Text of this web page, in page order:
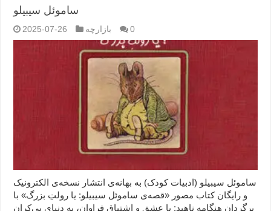
ساموئل سیبیلو
2025-07-26 بازارچه 0
ساموئل سیبیلو (ادبیات کودک) به بهانه‌ی انتشار نسخه‌ی الکترونیک
و رایگان کتاب مصور «قصه‌ی ساموئل سیبیلو: یا رولتِ بزرگ» با
برگردان هنگامه ناهید: با عشق و اشتیاق فراوان، به دنیای بی‌کران